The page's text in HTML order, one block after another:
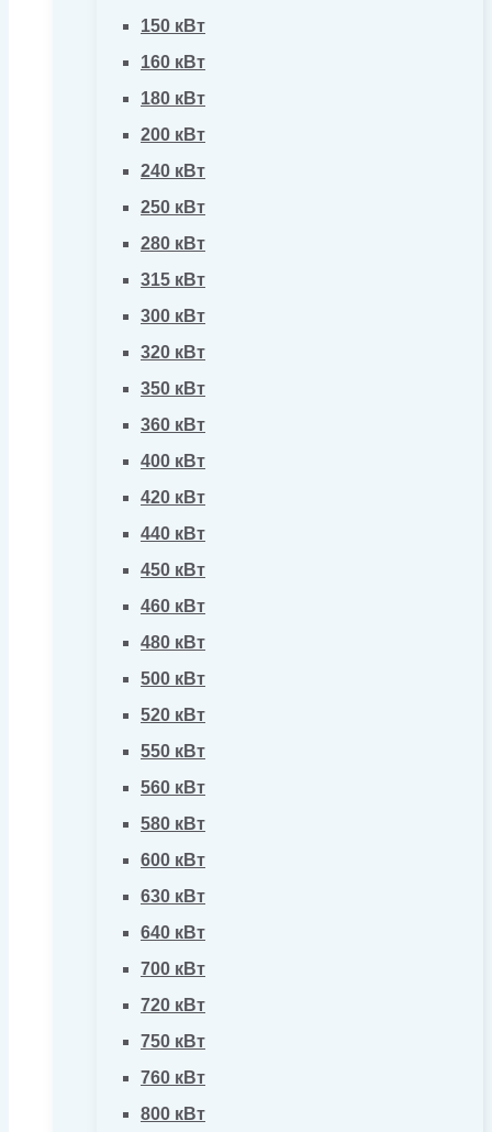
150 кВт
160 кВт
180 кВт
200 кВт
240 кВт
250 кВт
280 кВт
315 кВт
300 кВт
320 кВт
350 кВт
360 кВт
400 кВт
420 кВт
440 кВт
450 кВт
460 кВт
480 кВт
500 кВт
520 кВт
550 кВт
560 кВт
580 кВт
600 кВт
630 кВт
640 кВт
700 кВт
720 кВт
750 кВт
760 кВт
800 кВт